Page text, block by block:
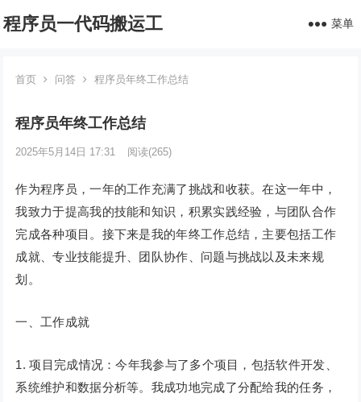
程序员一代码搬运工 菜单
首页 问答 程序员年终工作总结
程序员年终工作总结
2025年5月14日 17:31 阅读(265)
作为程序员，一年的工作充满了挑战和收获。在这一年中，
我致力于提高我的技能和知识，积累实践经验，与团队合作
完成各种项目。接下来是我的年终工作总结，主要包括工作
成就、专业技能提升、团队协作、问题与挑战以及未来规
划。
一、工作成就
1. 项目完成情况：今年我参与了多个项目，包括软件开发、
系统维护和数据分析等。我成功地完成了分配给我的任务，